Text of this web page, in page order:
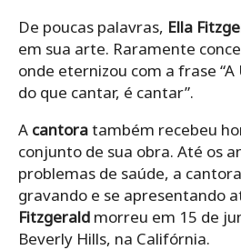
De poucas palavras, Ella
em sua arte. Raramente
onde eternizou com a frase
do que cantar, é cantar”.
A cantoratambém recebeu
conjunto de sua obra. Até os
problemas de saúde, a
gravando e se apresentando
Fitzgerald morreu em 15 de
Beverly Hills, na Califórnia.